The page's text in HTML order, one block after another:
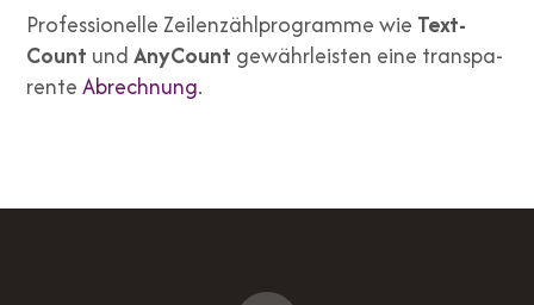
Pro­fes­sio­nel­le Zei­len­zähl­pro­gram­me wie Text­
Count undAny­Count gewähr­leis­ten eine trans­pa­
ren­teAbrech­nung.